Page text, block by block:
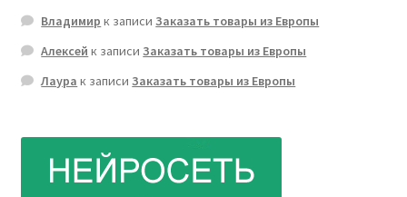
Владимир к записиЗаказать товары из Европы
Алексей к записиЗаказать товары из Европы
Лаура к записиЗаказать товары из Европы